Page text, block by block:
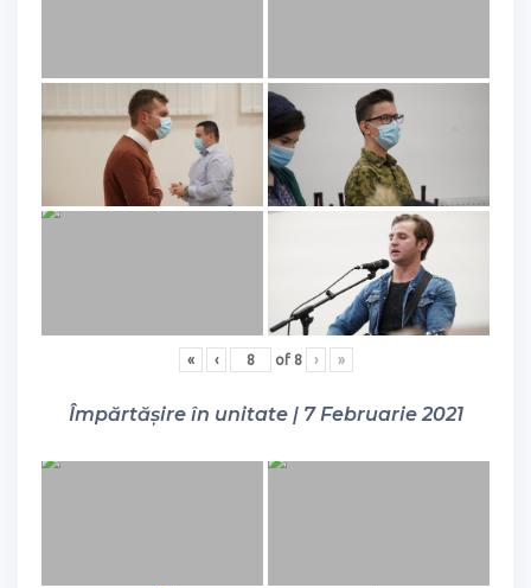
« ‹ of 8 › »
Împărtășire în unitate | 7 Februarie 2021